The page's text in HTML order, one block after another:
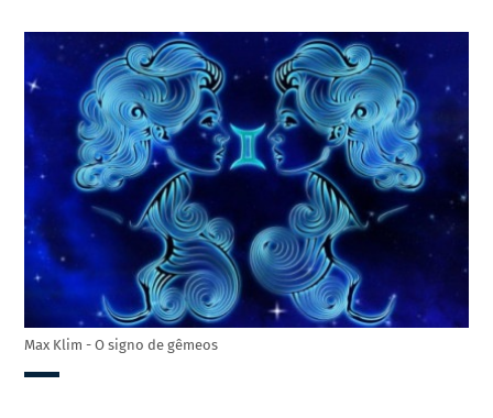
Max Klim - O signo de gêmeos